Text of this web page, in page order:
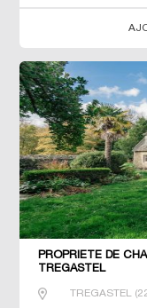
PROPRIETE DE
TREGASTEL
TREGASTEL (